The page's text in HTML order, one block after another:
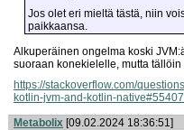
Jos olet eri mieltä tästä, niin
paikkaansa.
Alkuperäinen ongelma koski
suoraan konekielelle, mutta tällöin
https://stackoverflow.com/
kotlin-jvm-and-kotlin-
Metabolix [09.02.2024 18:36:51]